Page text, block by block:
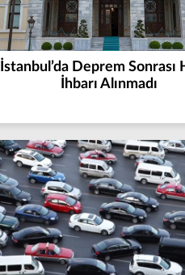
İstanbul’da Deprem Sonrası
İhbarı Alınmadı